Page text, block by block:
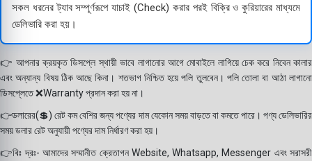
সকল ধরনের ট্যাব সম্পূর্ণরূপে যাচাই (Check) করার পরই বিক্রি ও কুরিয়ারের মাধ্যমে
ডেলিভারি করা হয়।
👉 আপনার ক্রয়কৃত ডিসপ্লে স্থায়ী ভাবে লাগানোর আগে মোবাইলে লাগিয়ে চেক করে নিবেন কালার
এবং অন্যান্য বিষয় ঠিক আছে কিনা। শতভাগ নিশ্চিত হয়ে পলি তুলবেন। পলি তোলা বা আঠা লাগানো
ডিসপ্লেতে ❌Warranty প্রদান করা হয় না।
👉ডলারের(💲) রেট কম বেশির জন্য পণ্যের দাম যেকোন সময় বাড়তে বা কমতে পারে। পণ্য ডেলিভারির
সময় ডলার রেট অনুযায়ী পণ্যের দাম নির্ধারণ করা হয়।
👉বিঃ দ্রঃ- আমাদের সম্মানীত ক্রেতাগন Website, Whatsapp, Messenger এবং সরাসরী